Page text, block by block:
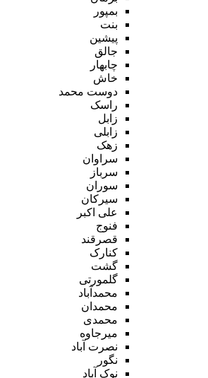
بمپور
بنت
پیشین
جالق
چابهار
خاش
دوست محمد
راسک
زابل
زابلی
زهک
سراوان
سرباز
سوران
سیرکان
علی اکبر
فنوج
قصرقند
کنارک
گشت
گلمورتی
محمدآباد
محمدان
محمدی
میرجاوه
نصرت آباد
نگور
نوک آباد